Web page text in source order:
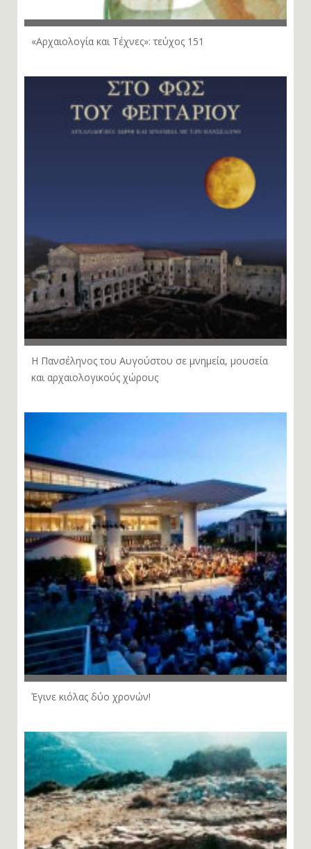
«Αρχαιολογία και Τέχνες»: τεύχος 151
Η Πανσέληνος του Αυγούστου σε μνημεία, μουσεία
και αρχαιολογικούς χώρους
Έγινε κιόλας δύο χρονών!